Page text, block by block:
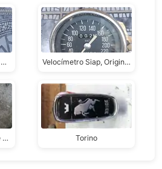
Manual Del Dueño (de Guantera) Torino Cupé Ts-gs 1970-1973, Usado, En Excelente Estado Velocímetro Siap, Original Torino Cupé Ts, Usado, En Excelente Estado
Placa Disco Embrague Torino Torino